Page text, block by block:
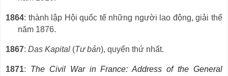
1864: thành lập Hội quốc tế những người lao động, giải thể
năm 1876.
1867: Das Kapital (Tư bản), quyển thứ nhất.
1871: The Civil War in France: Address of the General